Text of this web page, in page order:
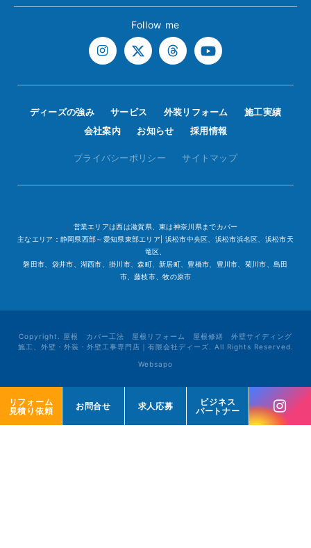
リフォーム
見積り依頼
お問合せ 求人応募
ビジネス
パートナー
リフォーム
見積り依頼
お問合せ 求人応募
ビジネス
パートナー
Follow me
ディーズの強み サービス 外装リフォーム
施工実績
会社案内
お知らせ 採用情報
プライバシーポリシー サイトマップ
営業エリアは西は滋賀県、東は神奈川県までカバー
主なエリア：静岡県西部～愛知県東部エリア| 浜松市中央区、浜松市浜名区、浜松市天
竜区、
磐田市、袋井市、湖西市、掛川市、森町、新居町、豊橋市、豊川市、菊川市、島田
市、藤枝市、牧の原市
Copyright. 屋根 カバー工法 屋根リフォーム 屋根修繕 外壁サイディング
施工、外壁・外装・外壁工事専門店｜有限会社ディーズ. All Rights Reserved.
Websapo